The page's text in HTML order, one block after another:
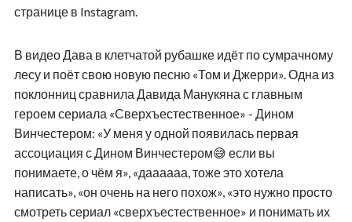
странице в Instagram.
В видео Дава в клетчатой рубашке идёт по сумрачному
лесу и поёт свою новую песню «Том и Джерри». Одна из
поклонниц сравнила Давида Манукяна с главным
героем сериала «Сверхъестественное» - Дином
Винчестером: «У меня у одной появилась первая
ассоциация с Дином Винчестером😅 если вы
понимаете, о чём я», «даааааа, тоже это хотела
написать», «он очень на него похож», «это нужно просто
смотреть сериал «сверхъестественное» и понимать их